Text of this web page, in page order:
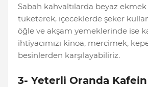
Sabah kahvaltılarda beyaz
tüketerek, içeceklerde şeker
öğle ve akşam yemeklerinde ise
ihtiyacımızı kinoa, mercimek,
besinlerden karşılayabiliriz.
3- Yeterli Oranda